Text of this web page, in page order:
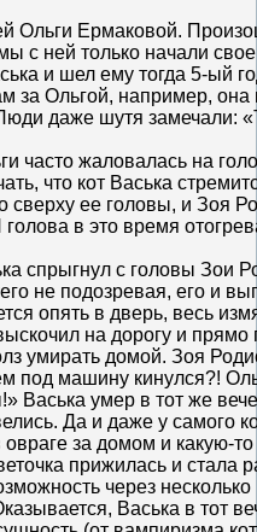
Ольги Ермаковой.
с ней только начали
и шел ему тогда 5-ый
за Ольгой, например,
даже шутя замечали:
часто жаловалась на
что кот Васька
сверху ее головы, и Зоя
в это время
спрыгнул с головы Зои
не подозревая, его и
опять в дверь, весь
на дорогу и
умирать домой. Зоя
под машину кинулся?!
Васька умер в тот же
Да и даже у самого
за домом и какую-то
прижилась и стала
через
Васька в тот